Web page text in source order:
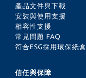
產品文件與下載
安裝與使用支援
相容性支援
常見問題 FAQ
符合ESG採用環保紙盒
信任與保障